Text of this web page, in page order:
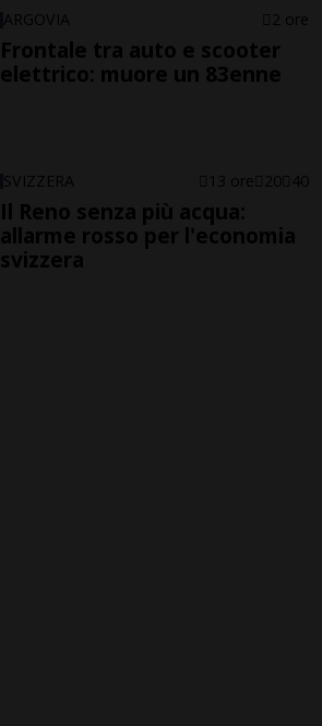
ARGOVIA 2 ore
Frontale tra auto e scooter
elettrico: muore un 83enne
SVIZZERA 13 ore 20 40
Il Reno senza più acqua:
allarme rosso per l'economia
svizzera